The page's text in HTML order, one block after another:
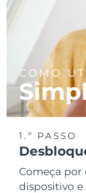
COMO
1.º PASSO
Começa por
dispositivo